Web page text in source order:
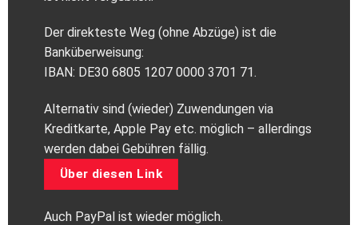
Der direkteste Weg (ohne Abzüge) ist die
Banküberweisung:
IBAN: DE30 6805 1207 0000 3701 71.
Alternativ sind (wieder) Zuwendungen via
Kreditkarte, Apple Pay etc. möglich – allerdings
werden dabei Gebühren fällig.
Über diesen Link
Auch PayPal ist wieder möglich.